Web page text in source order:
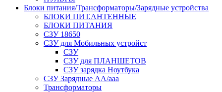
Блоки питания/Трансформаторы/Зарядные устройства
БЛОКИ ПИТ.АНТЕННЫЕ
БЛОКИ ПИТАНИЯ
СЗУ 18650
СЗУ для Мобильных устройст
СЗУ
СЗУ для ПЛАНШЕТОВ
СЗУ зарядка Ноутбука
СЗУ Зарядные АА/ааа
Трансформаторы